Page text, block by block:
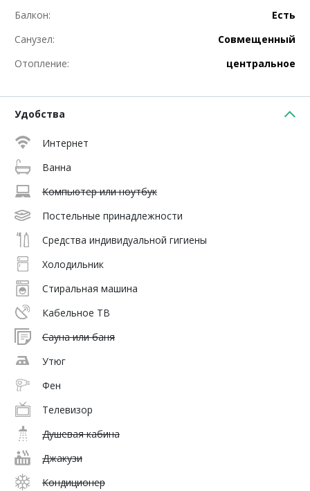
Балкон:
Есть
Санузел:
Совмещенный
Отопление:
центральное
Удобства
Интернет
Ванна
Компьютер или ноутбук
Постельные принадлежности
Средства индивидуальной гигиены
Холодильник
Стиральная машина
Кабельное ТВ
Сауна или баня
Утюг
Фен
Телевизор
Душевая кабина
Джакузи
Кондиционер